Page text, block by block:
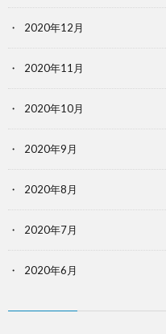
2020年12月
2020年11月
2020年10月
2020年9月
2020年8月
2020年7月
2020年6月